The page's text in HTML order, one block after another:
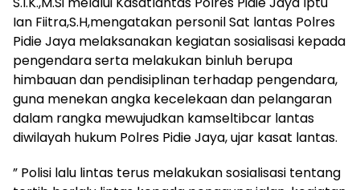
Ian Fiitra,S.H,mengatakan personil Sat lantas Polres
Pidie Jaya melaksanakan kegiatan sosialisasi kepada
pengendara serta melakukan binluh berupa
himbauan dan pendisiplinan terhadap pengendara,
guna menekan angka kecelekaan dan pelangaran
dalam rangka mewujudkan kamseltibcar lantas
diwilayah hukum Polres Pidie Jaya, ujar kasat lantas.
” Polisi lalu lintas terus melakukan sosialisasi tentang